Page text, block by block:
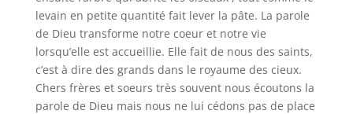
levain en petite quantité fait lever la pâte. La parole
de Dieu transforme notre coeur et notre vie
lorsqu’elle est accueillie. Elle fait de nous des saints,
c’est à dire des grands dans le royaume des cieux.
Chers frères et soeurs très souvent nous écoutons la
parole de Dieu mais nous ne lui cédons pas de place